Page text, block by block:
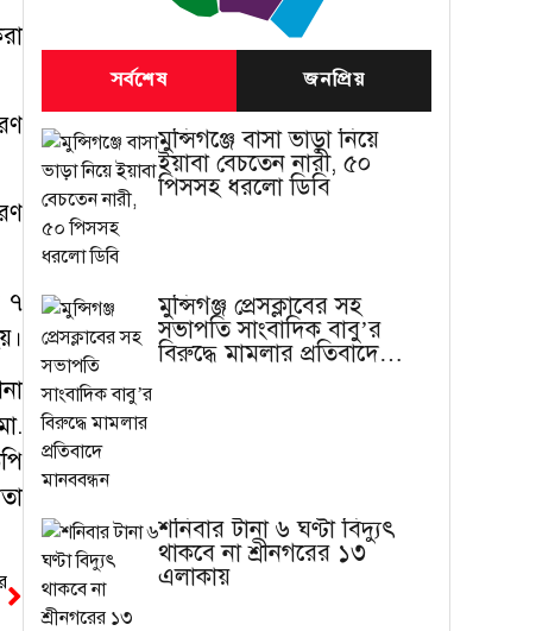
৭
সর্বশেষ জনপ্রিয়
মুন্সিগঞ্জে বাসা ভাড়া নিয়ে
ইয়াবা বেচতেন নারী, ৫০
পিসসহ ধরলো ডিবি
মুন্সিগঞ্জ প্রেসক্লাবের সহ
সভাপতি সাংবাদিক বাবু’র
বিরুদ্ধে মামলার প্রতিবাদে
শনিবার টানা ৬ ঘণ্টা বিদ্যুৎ
থাকবে না শ্রীনগরের ১৩
এলাকায়